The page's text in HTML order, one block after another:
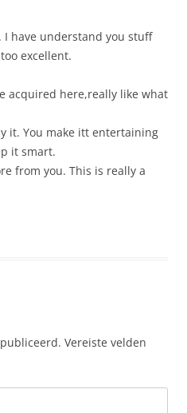
I have understand you stuff
excellent.
acquired here,really like what
it. You make itt entertaining
it smart.
from you. This is really a
Vereiste velden